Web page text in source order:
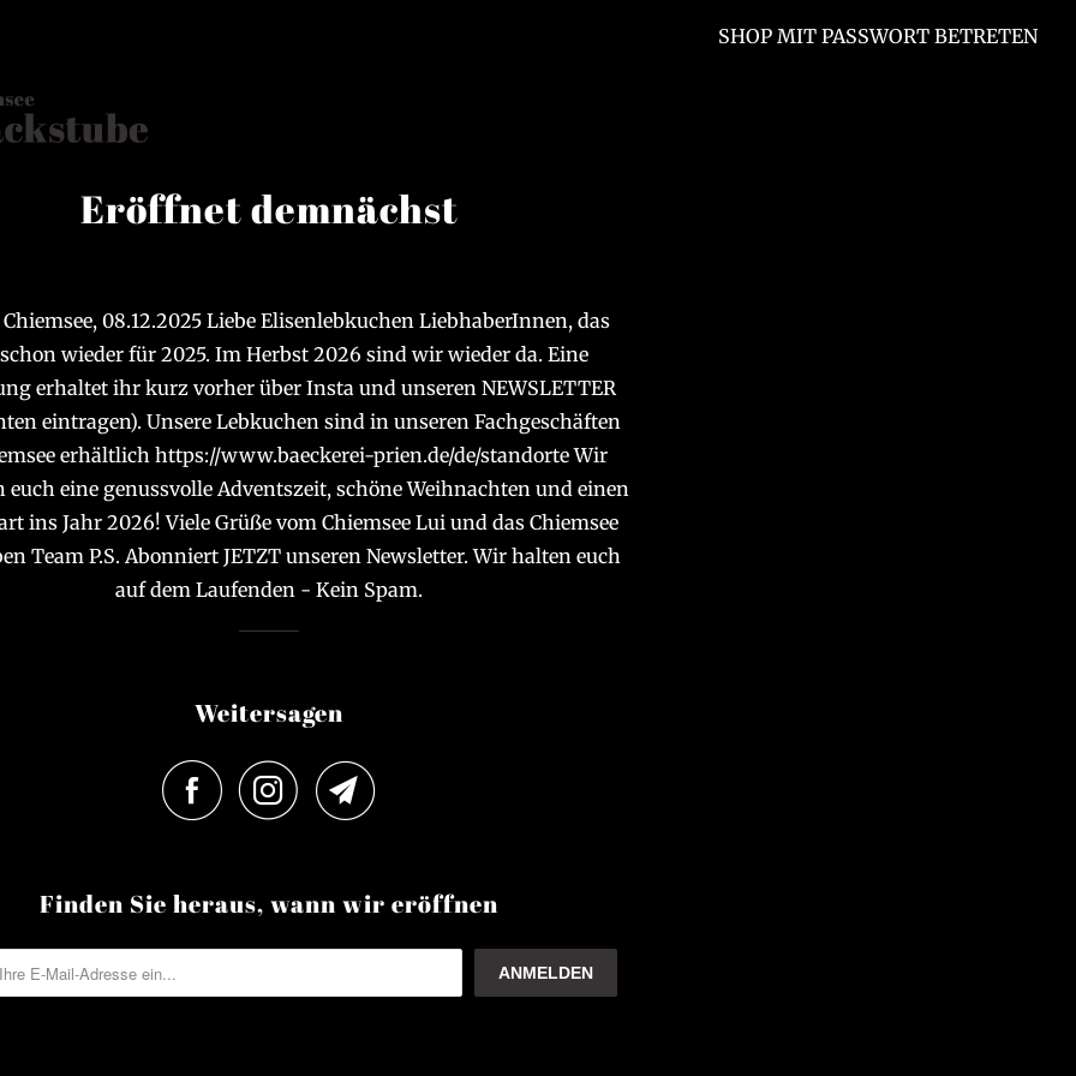
SHOP MIT PASSWORT BETRETEN
Eröffnet demnächst
08.12.2025 Liebe Elisenlebkuchen LiebhaberInnen, das
wieder für 2025. Im Herbst 2026 sind wir wieder da. Eine
erhaltet ihr kurz vorher über Insta und unseren NEWSLETTER
eintragen). Unsere Lebkuchen sind in unseren Fachgeschäften
erhältlich https://www.baeckerei-prien.de/de/standorte Wir
euch eine genussvolle Adventszeit, schöne Weihnachten und einen
ins Jahr 2026! Viele Grüße vom Chiemsee Lui und das Chiemsee
Team P.S. Abonniert JETZT unseren Newsletter. Wir halten euch
auf dem Laufenden - Kein Spam.
Weitersagen
Finden Sie heraus, wann wir eröffnen